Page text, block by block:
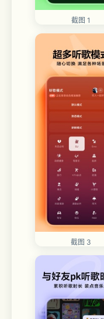
截图 1
截图 3